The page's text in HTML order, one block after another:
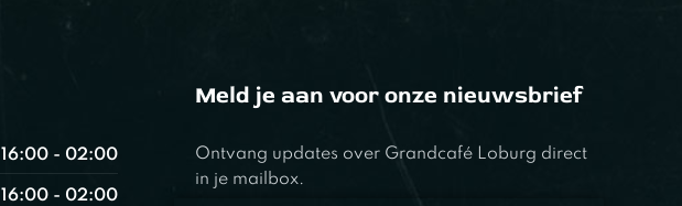
16:00 - 02:00
16:00 - 02:00
Meld je aan voor onze nieuwsbrief
Ontvang updates over Grandcafé Loburg direct
in je mailbox.